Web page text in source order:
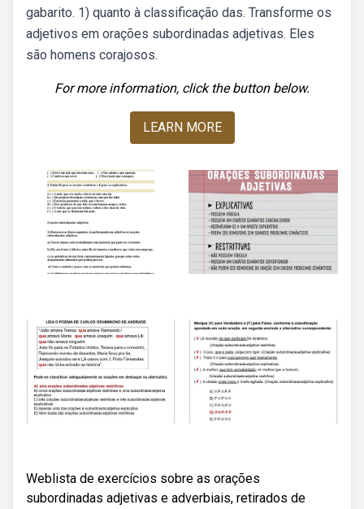
gabarito. 1) quanto à classificação das. Transforme os
adjetivos em orações subordinadas adjetivas. Eles
são homens corajosos.
For more information, click the button below.
LEARN MORE
Weblista de exercícios sobre as orações
subordinadas adjetivas e adverbiais, retirados de